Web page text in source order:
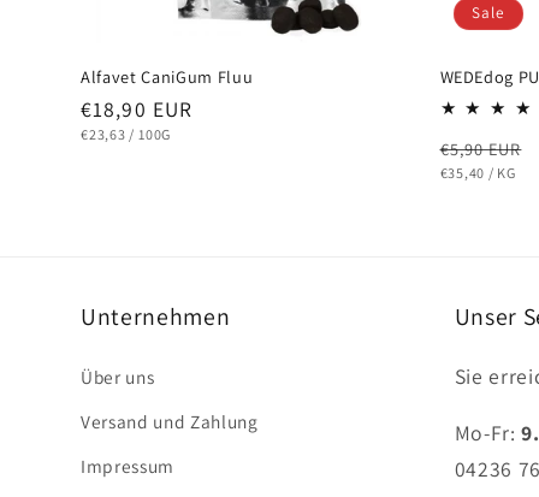
Alfavet CaniGum Fluu
Normaler
Preis
€18,90 EUR
STÜCKPREIS
€23,63 / PRO
100G
Sale
WEDEdog
Normaler
Preis
€5,90 EUR
STÜCKPREIS
€35,40 / PRO
KG
Unternehmen
Über uns
Versand und Zahlung
Impressum
Unser
Sie
Mo-Fr:
04236